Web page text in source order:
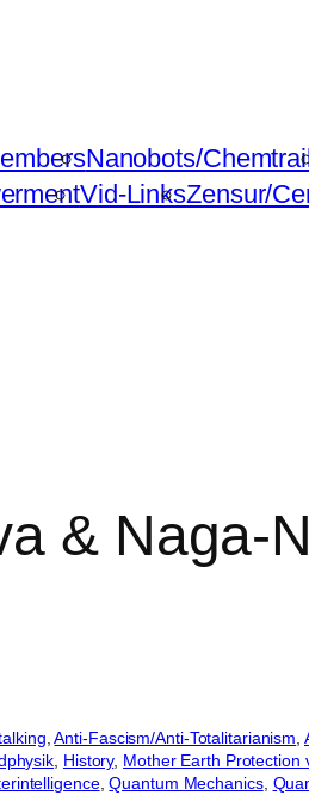
Nanobots/
Vid-LinksZensur/
& Naga-
, Anti-Fascism/Anti-Totalitarianism,
, History, Mother Earth Protection
, Quantum Mechanics,